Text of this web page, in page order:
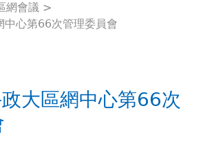
網會議 >
心第66次管理委員會
大區網中心第66次